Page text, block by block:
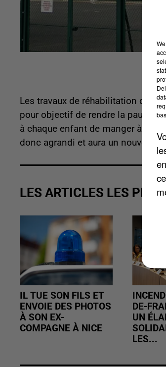
Les travaux de réhabilitation du
pour objectif de rendre la pause
à chaque enfant de manger à son
donc agrandi et aura un nouveau
LES ARTICLES LES PLUS
IL TUE SON FILS ET
ENVOIE DES PHOTOS
À SON EX-
COMPAGNE À NICE
DE-
UN
LES...